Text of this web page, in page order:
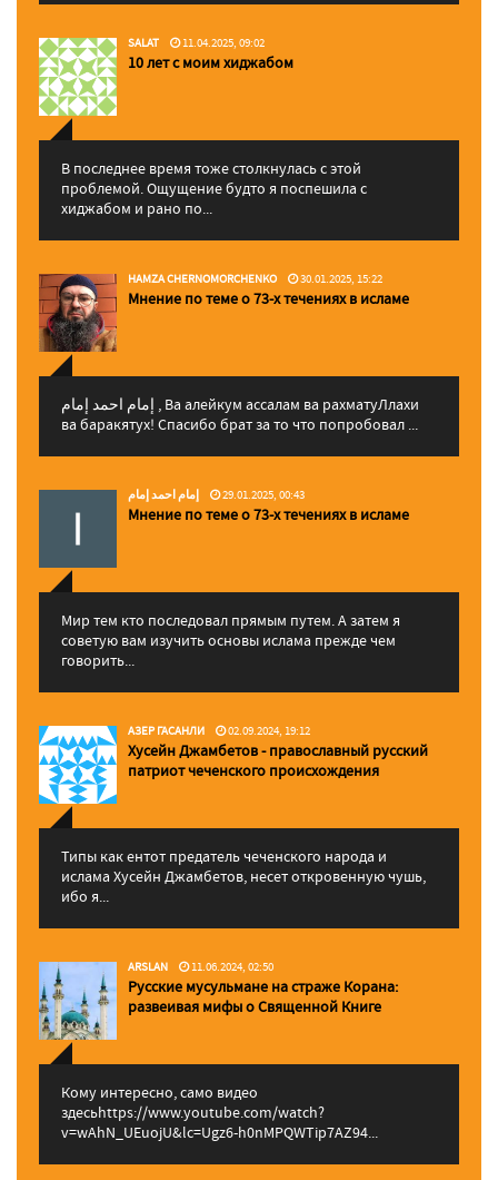
SALAT 11.04.2025, 09:02
10 лет с моим хиджабом
В последнее время тоже столкнулась с этой
проблемой. Ощущение будто я поспешила с
хиджабом и рано по...
HAMZA CHERNOMORCHENKO 30.01.2025, 15:22
Мнение по теме о 73-х течениях в исламе
إمام احمد إمام , Ва алейкум ассалам ва рахматуЛлахи
ва баракятух! Спасибо брат за то что попробовал ...
إمام احمد إمام 29.01.2025, 00:43
Мнение по теме о 73-х течениях в исламе
Мир тем кто последовал прямым путем. А затем я
советую вам изучить основы ислама прежде чем
говорить...
АЗЕР ГАСАНЛИ 02.09.2024, 19:12
Хусейн Джамбетов - православный русский
патриот чеченского происхождения
Типы как ентот предатель чеченского народа и
ислама Хусейн Джамбетов, несет откровенную чушь,
ибо я...
ARSLAN 11.06.2024, 02:50
Русские мусульмане на страже Корана:
pазвеивая мифы о Священной Книге
Кому интересно, само видео
здесьhttps://www.youtube.com/watch?
v=wAhN_UEuojU&lc=Ugz6-h0nMPQWTip7AZ94...